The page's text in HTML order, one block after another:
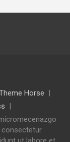
Horse
consectetur